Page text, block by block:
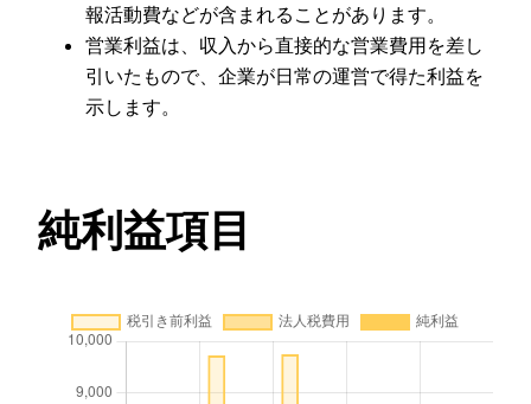
報活動費などが含まれることがあります。
営業利益は、収入から直接的な営業費用を差し
引いたもので、企業が日常の運営で得た利益を
示します。
純利益項目